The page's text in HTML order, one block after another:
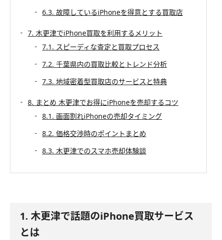
6.3. 故障しているiPhoneを得意とする買取店
7. 木更津でiPhone買取を利用するメリット
7.1. スピーディな査定と買取プロセス
7.2. 千葉県内の買取比較とトレンド分析
7.3. 地域密着型買取店のサービスと特典
8. まとめ 木更津でお得にiPhoneを売却するコツ
8.1. 画面割れiPhoneの売却タイミング
8.2. 価格交渉時のポイントまとめ
8.3. 木更津でのスマホ売却体験談
1. 木更津で話題のiPhone買取サービス
とは